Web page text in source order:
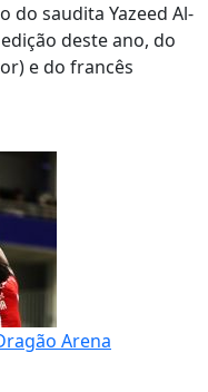
do saudita Yazeed Al-
deste ano, do
e do francês
Arena